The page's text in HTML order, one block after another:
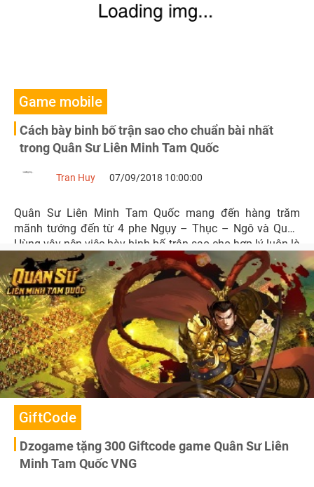
Game mobile
Cách bày binh bố trận sao cho chuẩn bài nhất
trong Quân Sư Liên Minh Tam Quốc
Tran Huy 07/09/2018 10:00:00
Quân Sư Liên Minh Tam Quốc mang đến hàng trăm
mãnh tướng đến từ 4 phe Ngụy – Thục – Ngô và Quần
Hùng vậy nên việc bày binh bố trận sao cho hợp lý luôn là
bài toán khó thử thách người chơi trước lúc ra trận.
GiftCode
Dzogame tặng 300 Giftcode game Quân Sư Liên
Minh Tam Quốc VNG